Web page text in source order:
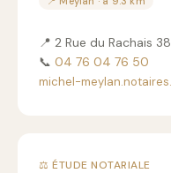
📍 2 Rue du Rachais
📞 04 76 04 76 50
michel-
⚖️ ÉTUDE NOTARIALE